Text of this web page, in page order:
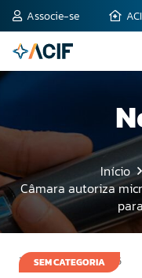
Associe-se
Início
Câmara autoriza
SEM CATEGORIA
19 de outubro de 2015